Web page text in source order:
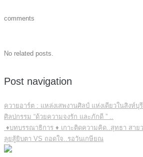
comments
No related posts.
Post navigation
ควายอาร์ต : แหล่งเสพงานศิลป์ แห่งเดียวในสิงห์บุ
ศิลปกรรม “ด้วยความจงรัก และภักดี ” ..
♦บทบรรณาธิการ ♦ เกาะติดความคิด..สุทธา สา
ลุยสู้ยิบตา VS ถอดใจ..รอวันเกษียณ